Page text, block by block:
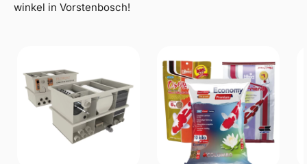
winkel in Vorstenbosch!